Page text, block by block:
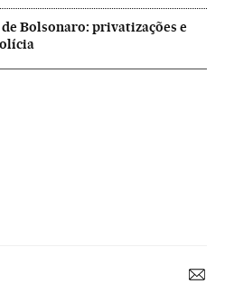
Bolsonaro: privatizações e